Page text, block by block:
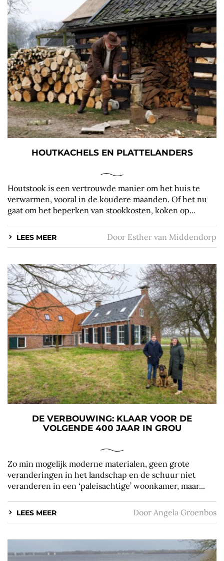
HOUTKACHELS EN PLATTELANDERS
Houtstook is een vertrouwde manier om het huis te
verwarmen, vooral in de koudere maanden. Of het nu
gaat om het beperken van stookkosten, koken op...
LEES MEER Door Esther van Middendorp
DE VERBOUWING: KLAAR VOOR DE
VOLGENDE 400 JAAR IN GROU
Zo min mogelijk moderne materialen, geen grote
veranderingen in het landschap en de schuur niet
veranderen in een ‘paleisachtige’ woonkamer, maar...
LEES MEER Door Angela Groenbos